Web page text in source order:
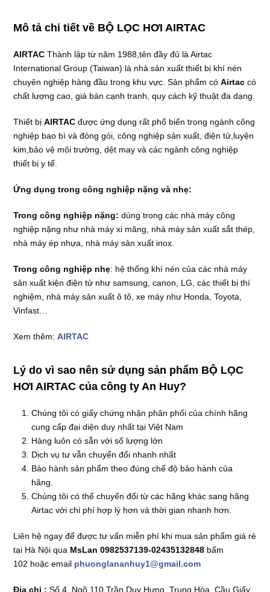
Mô tả chi tiết về BỘ LỌC HƠI AIRTAC
AIRTAC Thành lập từ năm 1988,tên đầy đủ là Airtac
International Group (Taiwan) là nhà sản xuất thiết bị khí nén
chuyên nghiệp hàng đầu trong khu vực. Sản phẩm cóAirtac có
chất lượng cao, giá bán cạnh tranh, quy cách kỹ thuật đa dạng.
Thiết bịAIRTAC được ứng dụng rất phổ biến trong ngành công
nghiệp bao bì và đóng gói, công nghiệp sản xuất, điện tử,luyện
kim,bảo vệ môi trường, dệt may và các ngành công nghiệp
thiết bị y tế.
Ứng dụng trong công nghiệp nặng và nhẹ:
Trong công nghiệp nặng: dùng trong các nhà máy công
nghiệp nặng như nhà máy xi măng, nhà máy sản xuất sắt thép,
nhà máy ép nhựa, nhà máy sản xuất inox.
Trong công nghiệp nhẹ: hệ thống khí nén của các nhà máy
sản xuất kiện điện tử như samsung, canon, LG, các thiết bị thí
nghiệm, nhà máy sản xuất ô tô, xe máy như Honda, Toyota,
Vinfast…
Xem thêm:AIRTAC
Lý do vì sao nên sử dụng sản phẩm BỘ LỌC
HƠI AIRTAC của công ty An Huy?
Chúng tôi có giấy chứng nhận phân phối của chính hãng
cung cấp đại diện duy nhất tại Việt Nam
Hàng luôn có sẵn với số lượng lớn
Dịch vụ tư vẫn chuyển đổi nhanh nhất
Bảo hành sản phẩm theo đúng chế độ bảo hành của
hãng.
Chúng tôi có thể chuyển đổi từ các hãng khác sang hãng
Airtac với chi phí hợp lý hơn và thời gian nhanh hơn.
Liên hệ ngay để được tư vấn miễn phí khi mua sản phẩm giá rẻ
tại Hà Nội qua MsLan 0982537139-02435132848 bấm
102 hoặc email phuonglananhuy1@gmail.com
Địa chỉ : Số 4, Ngõ 110 Trần Duy Hưng, Trung Hòa, Cầu Giấy,